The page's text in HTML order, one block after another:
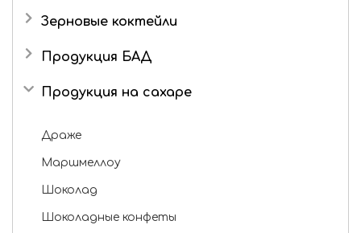
Зерновые коктейли
Продукция БАД
Продукция на сахаре
Драже
Маршмеллоу
Шоколад
Шоколадные конфеты